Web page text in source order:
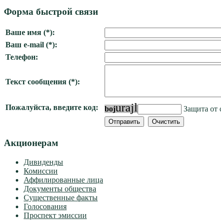
Форма быстрой связи
Ваше имя (*):
Ваш e-mail (*):
Телефон:
Текст сообщения (*):
Пожалуйста, введите код: bojurajl Защита от
Акционерам
Дивиденды
Комиссии
Аффилированные лица
Документы общества
Существенные факты
Голосования
Проспект эмиссии